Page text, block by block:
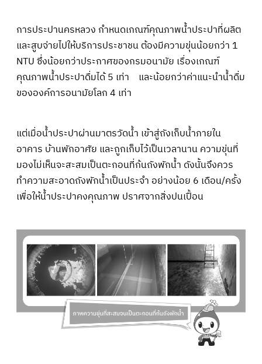
การประปานครหลวง กำหนดเกณฑ์คุณภาพน้ำประปาที่ผลิต
และสูบจ่ายไปให้บริการประชาชน ต้องมีความขุ่นน้อยกว่า 1
NTU ซึ่งน้อยกว่าประกาศของกรมอนามัย เรื่องเกณฑ์
คุณภาพน้ำประปาดื่มได้ 5 เท่า และน้อยกว่าค่าแนะนำน้ำดื่ม
ขององค์การอนามัยโลก 4 เท่า
แต่เมื่อน้ำประปาผ่านมาตรวัดน้ำ เข้าสู่ถังเก็บน้ำภายใน
อาคาร บ้านพักอาศัย และถูกเก็บไว้เป็นเวลานาน ความขุ่นที่
มองไม่เห็นจะสะสมเป็นตะกอนที่ก้นถังพักน้ำ ดังนั้นจึงควร
ทำความสะอาดถังพักน้ำเป็นประจำ อย่างน้อย 6 เดือน/ครั้ง
เพื่อให้น้ำประปาคงคุณภาพ ปราศจากสิ่งปนเปื้อน